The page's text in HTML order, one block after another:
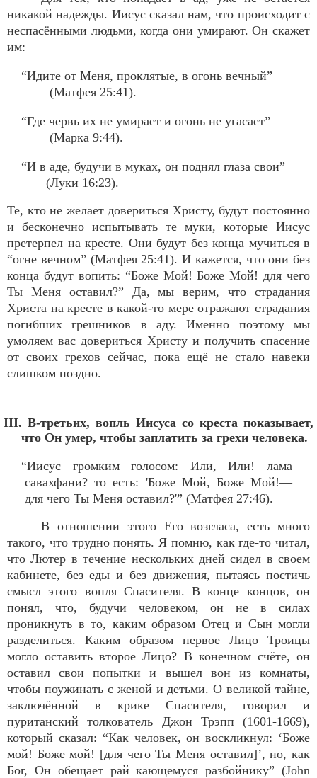
никакой надежды. Иисус сказал нам, что происходит с
неспасёнными людьми, когда они умирают. Он скажет
им:
“Идите от Меня, проклятые, в огонь вечный”
(Матфея 25:41).
“Где червь их не умирает и огонь не угасает”
(Марка 9:44).
“И в аде, будучи в муках, он поднял глаза свои”
(Луки 16:23).
Те, кто не желает довериться Христу, будут постоянно
и бесконечно испытывать те муки, которые Иисус
претерпел на кресте. Они будут без конца мучиться в
“огне вечном” (Матфея 25:41). И кажется, что они без
конца будут вопить: “Боже Мой! Боже Мой! для чего
Ты Меня оставил?” Да, мы верим, что страдания
Христа на кресте в какой-то мере отражают страдания
погибших грешников в аду. Именно поэтому мы
умоляем вас довериться Христу и получить спасение
от своих грехов сейчас, пока ещё не стало навеки
слишком поздно.
III. В-третьих, вопль Иисуса со креста показывает,
что Он умер, чтобы заплатить за грехи человека.
“Иисус громким голосом: Или, Или! лама
савахфани? то есть: 'Боже Мой, Боже Мой!—
для чего Ты Меня оставил?'” (Матфея 27:46).
В отношении этого Его возгласа, есть много
такого, что трудно понять. Я помню, как где-то читал,
что Лютер в течение нескольких дней сидел в своем
кабинете, без еды и без движения, пытаясь постичь
смысл этого вопля Спасителя. В конце концов, он
понял, что, будучи человеком, он не в силах
проникнуть в то, каким образом Отец и Сын могли
разделиться. Каким образом первое Лицо Троицы
могло оставить второе Лицо? В конечном счёте, он
оставил свои попытки и вышел вон из комнаты,
чтобы поужинать с женой и детьми. О великой тайне,
заключённой в крике Спасителя, говорил и
пуританский толкователь Джон Трэпп (1601-1669),
который сказал: “Как человек, он воскликнул: ‘Боже
мой! Боже мой! [для чего Ты Меня оставил]’, но, как
Бог, Он обещает рай кающемуся разбойнику” (John